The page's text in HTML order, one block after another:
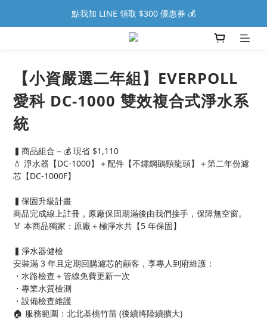
點我加 LINE 領取 $300 優惠券 💰
【小資嚴選二年組】EVERPOLL
愛科 DC-1000 雙效複合式淨水系
統
▍商品組合－💰 現省 $1,110
💧 淨水器【DC-1000】＋配件【不鏽鋼鵝頸龍頭】＋第二年份濾
芯【DC-1000F】
▍保固升級計畫
商品完成線上註冊，原廠保固期滿後由我們接手，保障無空窗。
🏅 本商品獨家：原廠＋極淨水共【5 年保固】
▍淨水器健檢
安裝滿 3 年且定期回購濾芯的顧客，享專人到府維護：
・水路檢查＋管線免費更新一次
・專業水質檢測
・設備檢查維護
🏠 服務範圍：北北基桃竹苗 (後續將陸續擴大)